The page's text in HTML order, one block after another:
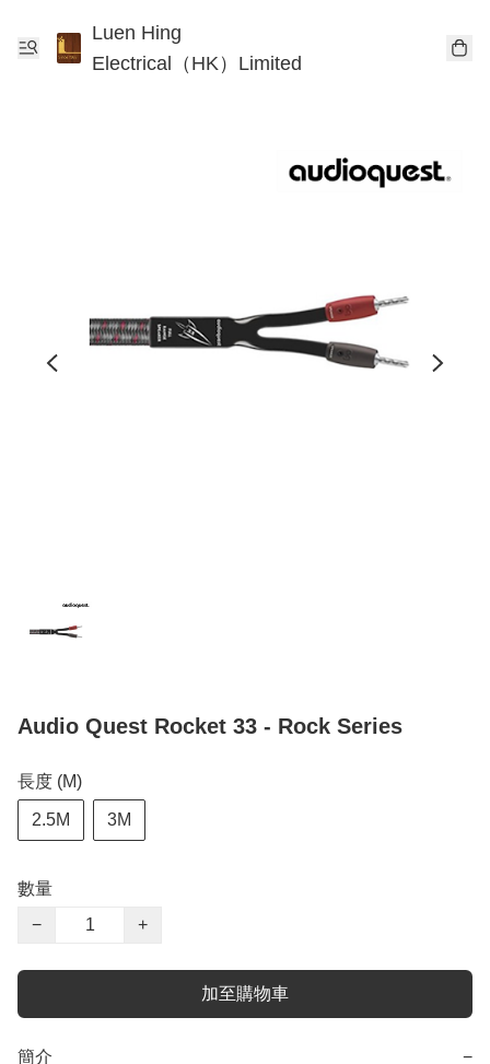
Luen Hing
Electrical（HK）Limited
Audio Quest Rocket 33 - Rock Series
長度 (M)
2.5M 3M
數量
−
+
加至購物車
簡介 −